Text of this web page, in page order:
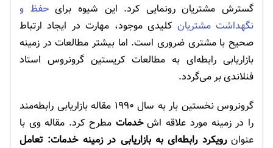
گسترش مشتریان رونمایی کرد. این شیوه برایحفظ و
نگهداشت مشتریان کلیدی موجود، مهارت در ایجاد ارتباط
صحیح با مشتری ضروری است. اما بیشتر مطالعات در زمینه
بازاریابی رابطه‌ای به مطالعات کریستین گرونروس استاد
فنلاندی بر می‌گردد.
گرونروس نخستین بار به سال ۱۹۹۰ مقاله بازاریابی رابطه‌مند
را در زمینه مورد علاقه اشخدمات مطرح کرد. مقاله وی با
عنوانرویکرد رابطه‌ای به بازاریابی در زمینه خدمات: تعامل